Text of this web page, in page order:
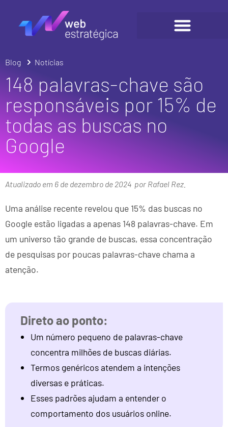
Blog Notícias
148 palavras-chave são
responsáveis por 15% de
todas as buscas no
Google
Atualizado em 6 de dezembro de 2024 por Rafael Rez.
Uma análise recente revelou que 15% das buscas no
Google estão ligadas a apenas 148 palavras-chave. Em
um universo tão grande de buscas, essa concentração
de pesquisas por poucas palavras-chave chama a
atenção.
Um número pequeno de palavras-chave
concentra milhões de buscas diárias.
Termos genéricos atendem a intenções
diversas e práticas.
Esses padrões ajudam a entender o
comportamento dos usuários online.